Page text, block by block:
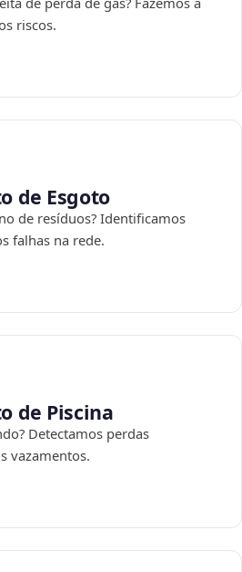
riscos.
de Esgoto
de resíduos? Identificamos
falhas na rede.
de Piscina
Detectamos perdas
vazamentos.